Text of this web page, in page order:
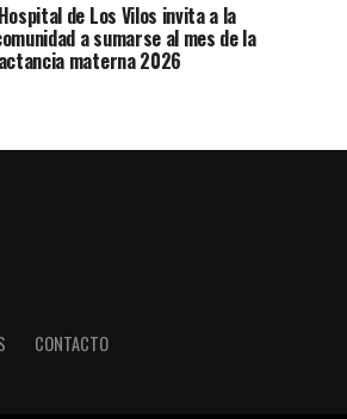
Hospital de Los Vilos invita a la
a sumarse al mes de la
materna 2026
CONTACTO